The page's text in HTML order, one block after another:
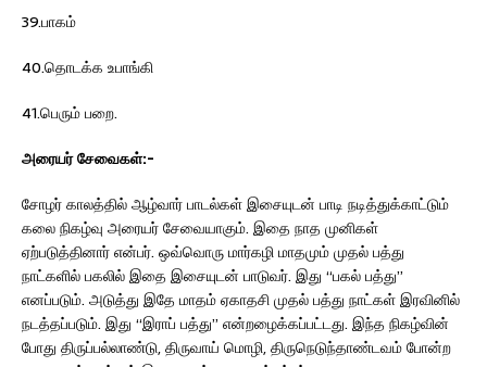
39.பாகம்
40.தொடக்க உபாங்கி
41.பெரும் பறை.
அரையர்சேவைகள்:-
சோழர் காலத்தில் ஆழ்வார் பாடல்கள் இசையுடன் பாடி நடித்துக்காட்டும்
கலை நிகழ்வு அரையர் சேவையாகும். இதை நாத முனிகள்
ஏற்படுத்தினார் என்பர். ஒவ்வொரு மார்கழி மாதமும் முதல் பத்து
நாட்களில் பகலில் இதை இசையுடன் பாடுவர். இது “பகல் பத்து”
எனப்படும். அடுத்து இதே மாதம் ஏகாதசி முதல் பத்து நாட்கள் இரவினில்
நடத்தப்படும். இது “இராப் பத்து” என்றழைக்கப்பட்டது. இந்த நிகழ்வின்
போது திருப்பல்லாண்டு, திருவாய் மொழி, திருநெடுந்தாண்டவம் போன்ற